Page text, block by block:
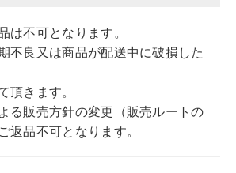
は不可となります。
不良又は商品が配送中に破損した
頂きます。
る販売方針の変更（販売ルートの
返品不可となります。